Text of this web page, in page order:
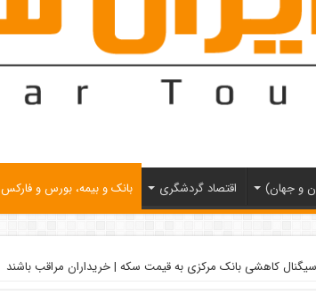
و جهان) اقتصاد گردشگری بانک و بیمه، بورس و فارکس
سیگنال کاهشی بانک مرکزی به قیمت سکه | خریداران مراقب باشند